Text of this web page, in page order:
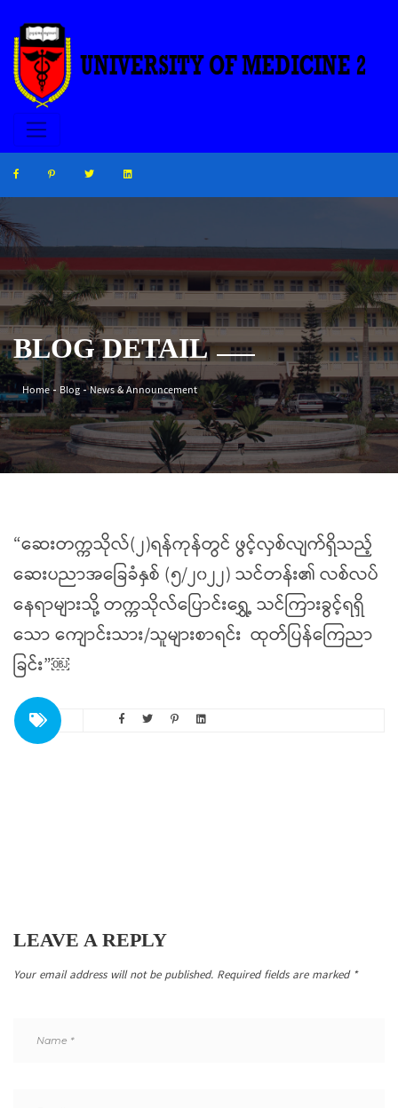
BLOG DETAIL
Home- Blog -News & Announcement
“ဆေးတက္ကသိုလ်(၂)ရန်ကုန်တွင် ဖွင့်လှစ်လျက်ရှိသည့်
ဆေးပညာအခြေခံနှစ် (၅/၂၀၂၂) သင်တန်း၏ လစ်လပ်
နေရာများသို့ တက္ကသိုလ်ပြောင်းရွှေ့ သင်ကြားခွင့်ရရှိ
သော ကျောင်းသား/သူများစာရင်း ထုတ်ပြန်ကြေညာ
ခြင်း”￼
LEAVE A REPLY
Your email address will not be published. Required fields are marked*